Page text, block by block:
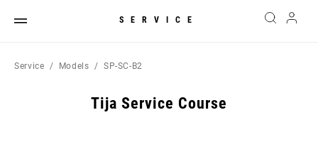
SERVICE
Service Models SP-SC-B2
Tija Service Course